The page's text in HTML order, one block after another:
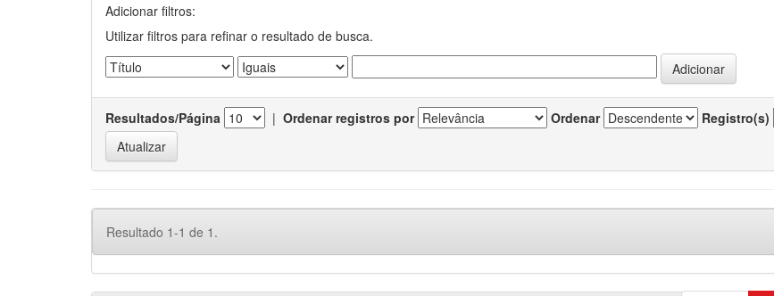
Adicionar filtros:
Utilizar filtros para refinar o resultado de busca.
Resultados/Página | Ordenar registros por Ordenar Registro(s)
Resultado 1-1 de 1.